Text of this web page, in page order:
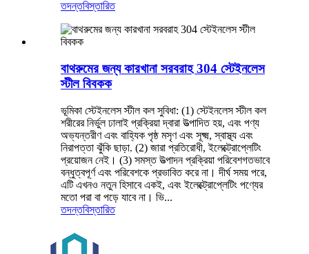
তদন্তবিস্তারিত
বাথরুমের জন্য কারখানা সরবরাহ 304 স্টেইনলেস
স্টীল বিবকক
ভূমিকা স্টেইনলেস স্টীল কল সুবিধা: (1) স্টেইনলেস স্টীল কল
শরীরের নির্ভুল ঢালাই প্রক্রিয়া দ্বারা উত্পাদিত হয়, এবং পণ্য
অভ্যন্তরীণ এবং বাহ্যিক পৃষ্ঠ মসৃণ এবং সূক্ষ্ম, স্বাস্থ্য এবং
নিরাপত্তা ঝুঁকি ছাড়া. (2) জারা প্রতিরোধী, ইলেক্ট্রোপ্লেটিং
প্রয়োজন নেই। (3) সমস্ত উত্পাদন প্রক্রিয়া পরিবেশগতভাবে
বন্ধুত্বপূর্ণ এবং পরিবেশকে প্রভাবিত করে না। দীর্ঘ সময় পরে,
এটি এখনও নতুন হিসাবে একই, এবং ইলেক্ট্রোপ্লেটিং পণ্যের
মতো পরা বা পড়ে যাবে না। ভি...
তদন্তবিস্তারিত